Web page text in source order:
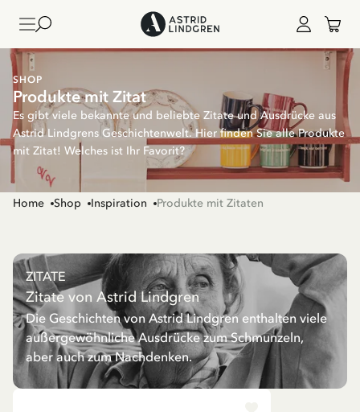
SHOP
Produkte mit Zitat
Es gibt viele bekannte und beliebte Zitate und Ausdrücke aus
Astrid Lindgrens Geschichtenwelt. Hier finden Sie alle Produkte
mit Zitat! Welches ist Ihr Favorit?
Home Shop Inspiration Produkte mit Zitaten
ZITATE
Zitate von Astrid Lindgren
Die Geschichten von Astrid Lindgren enthalten viele
außergewöhnliche Ausdrücke zum Schmunzeln,
aber auch zum Nachdenken.